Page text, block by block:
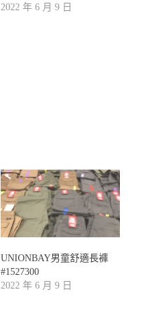
2022 年 6 月 9 日
UNIONBAY男童舒適長褲
#1527300
2022 年 6 月 9 日